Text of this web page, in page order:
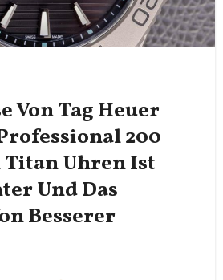
Von Tag Heuer
200
Uhren Ist
Und Das
Besserer